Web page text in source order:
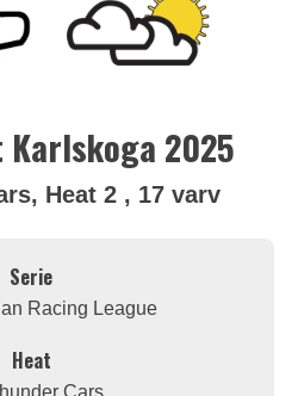
Karlskoga 2025
Heat 2 , 17 varv
Serie
Racing League
Heat
Cars